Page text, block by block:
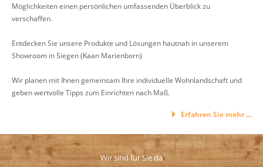
Möglichkeiten einen persönlichen umfassenden Überblick zu
verschaffen.
Entdecken Sie unsere Produkte und Lösungen hautnah in unserem
Showroom in Siegen (Kaan Marienborn)
Wir planen mit Ihnen gemeinsam Ihre individuelle Wohnlandschaft und
geben wertvolle Tipps zum Einrichten nach Maß.
Erfahren Sie mehr ...
Wir sind für Sie da